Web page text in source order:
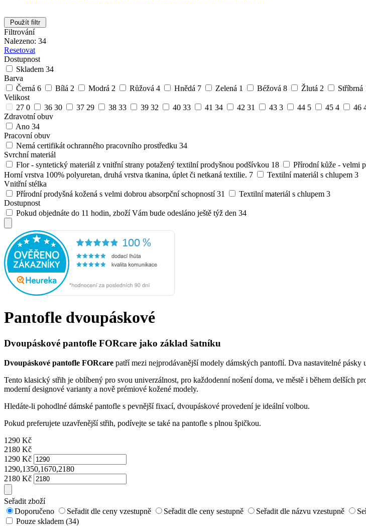
Použít filtr
Filtrování
Nalezeno: 34
Resetovat
Dostupnost
Skladem 34
Barva
Černá 6 Bílá 2 Modrá 2 Růžová 4 Hnědá 7 Zelená 1 Béžová 8 Žlutá 2 Stříbrná
Velikost
27 0 36 30 37 29 38 33 39 32 40 33 41 34 42 31 43 3 44 5 45 4 46
Zdravotní obuv
Ano 34
Pracovní obuv
Nemá certifikát ochranného pracovního prostředku 34
Svrchní materiál
Flor - syntetický materiál z vnitřní strany potažený textilní prodyšnou podšívkou 18 Přírodní kůže - velmi
Horní vrstva 100% polyuretan, druhá vrstva tkanina, úplet či netkaná textilie. 7 Textilní materiál s chlupem 3
Vnitřní stélka
Přírodní prodyšná kožená s velmi dobrou absorpční schopností 31 Textilní materiál s chlupem 3
Dostupnost
Pokud objednáte do 11 hodin, zboží Vám bude odesláno ještě týž den 34
Pantofle dvoupáskové
Dvoupáskové pantofle FORcare jako základ šatníku
Dvoupáskové pantofle FORcare patří mezi nejprodávanější modely dámských pantoflí. Dva nastavitelné
Tento klasický střih je oblíbený pro svou univerzálnost, pro každodenní nošení doma, ve městě i během delších
moderní designové varianty a nově prémiové kožené modely.
Hledáte-li pohodlné dámské pantofle s pevnější fixací, dvoupáskové provedení je ideální volbou.
Pokud preferujete uzavřenější střih, podívejte se také na pantofle s plnou špičkou.
1290 Kč
2180 Kč
1290 Kč
1290,1350,1670,2180
2180 Kč
Seřadit zboží
Doporučeno
Seřadit dle ceny vzestupně Seřadit dle ceny sestupně Seřadit dle názvu vzestupně
Pouze skladem (34)